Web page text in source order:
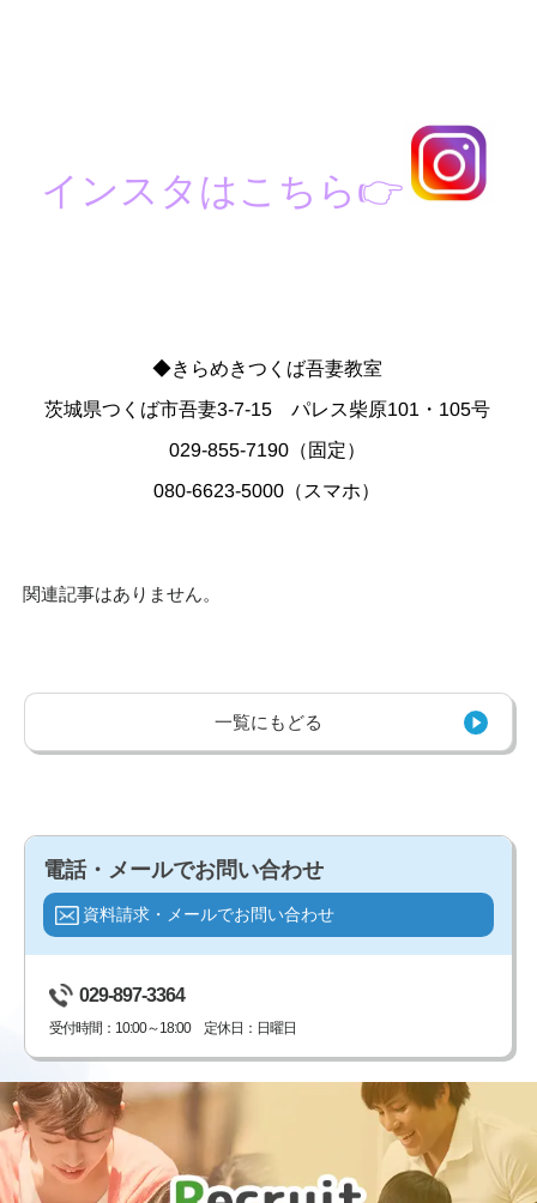
インスタはこちら👉
◆きらめきつくば吾妻教室
茨城県つくば市吾妻3-7-15 パレス柴原101・105号
029-855-7190（固定）
080-6623-5000（スマホ）
関連記事はありません。
一覧にもどる
電話・メールでお問い合わせ
資料請求・メールでお問い合わせ
029-897-3364
受付時間：10:00～18:00 定休日：日曜日